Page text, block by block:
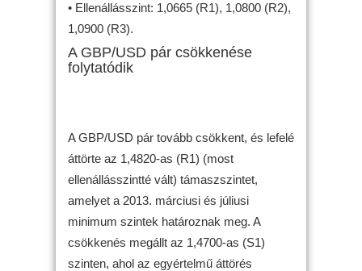
• Ellenállásszint: 1,0665 (R1), 1,0800 (R2),
1,0900 (R3).
A GBP/USD pár csökkenése
folytatódik
A GBP/USD pár tovább csökkent, és lefelé
áttörte az 1,4820-as (R1) (most
ellenállásszintté vált) támaszszintet,
amelyet a 2013. márciusi és júliusi
minimum szintek határoznak meg. A
csökkenés megállt az 1,4700-as (S1)
szinten, ahol az egyértelmű áttörés